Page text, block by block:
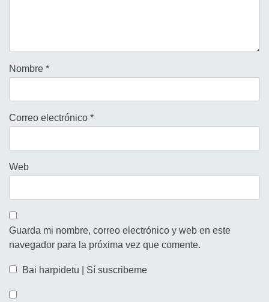
Nombre *
Correo electrónico *
Web
Guarda mi nombre, correo electrónico y web en este
navegador para la próxima vez que comente.
Bai harpidetu | Sí suscribeme